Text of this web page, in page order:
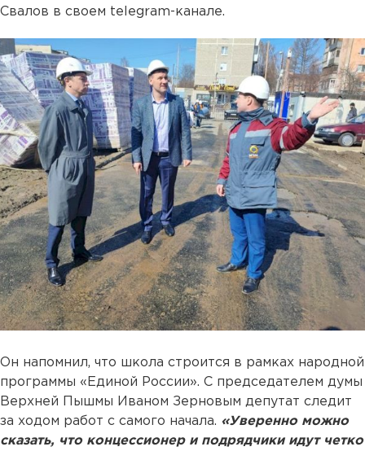
Свалов в своем telegram-канале.
Он напомнил, что школа строится в рамках народной
программы «Единой России». С председателем думы
Верхней Пышмы Иваном Зерновым депутат следит
за ходом работ с самого начала. «Уверенно можно
сказать, что концессионер и подрядчики идут четко